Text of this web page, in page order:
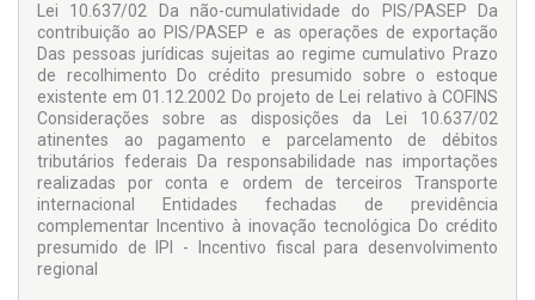
Lei 10.637/02 Da não-cumulatividade do PIS/PASEP Da
contribuição ao PIS/PASEP e as operações de exportação
Das pessoas jurídicas sujeitas ao regime cumulativo Prazo
de recolhimento Do crédito presumido sobre o estoque
existente em 01.12.2002 Do projeto de Lei relativo à COFINS
Considerações sobre as disposições da Lei 10.637/02
atinentes ao pagamento e parcelamento de débitos
tributários federais Da responsabilidade nas importações
realizadas por conta e ordem de terceiros Transporte
internacional Entidades fechadas de previdência
complementar Incentivo à inovação tecnológica Do crédito
presumido de IPI - Incentivo fiscal para desenvolvimento
regional